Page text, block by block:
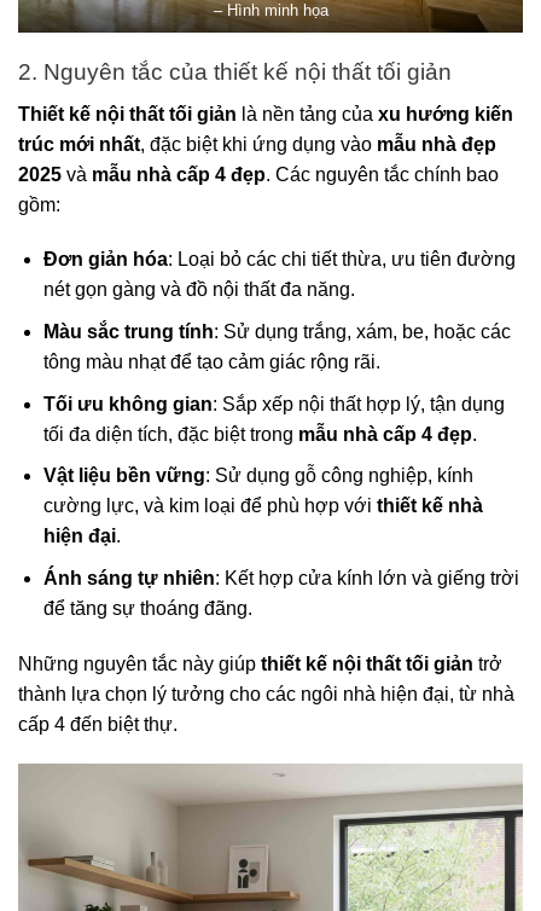
– Hình minh họa
2. Nguyên tắc của thiết kế nội thất tối giản
Thiết kế nội thất tối giản là nền tảng của xu hướng kiến
trúc mới nhất, đặc biệt khi ứng dụng vào mẫu nhà đẹp
2025 và mẫu nhà cấp 4 đẹp. Các nguyên tắc chính bao
gồm:
Đơn giản hóa: Loại bỏ các chi tiết thừa, ưu tiên đường
nét gọn gàng và đồ nội thất đa năng.
Màu sắc trung tính: Sử dụng trắng, xám, be, hoặc các
tông màu nhạt để tạo cảm giác rộng rãi.
Tối ưu không gian: Sắp xếp nội thất hợp lý, tận dụng
tối đa diện tích, đặc biệt trong mẫu nhà cấp 4 đẹp.
Vật liệu bền vững: Sử dụng gỗ công nghiệp, kính
cường lực, và kim loại để phù hợp với thiết kế nhà
hiện đại.
Ánh sáng tự nhiên: Kết hợp cửa kính lớn và giếng trời
để tăng sự thoáng đãng.
Những nguyên tắc này giúp thiết kế nội thất tối giản trở
thành lựa chọn lý tưởng cho các ngôi nhà hiện đại, từ nhà
cấp 4 đến biệt thự.